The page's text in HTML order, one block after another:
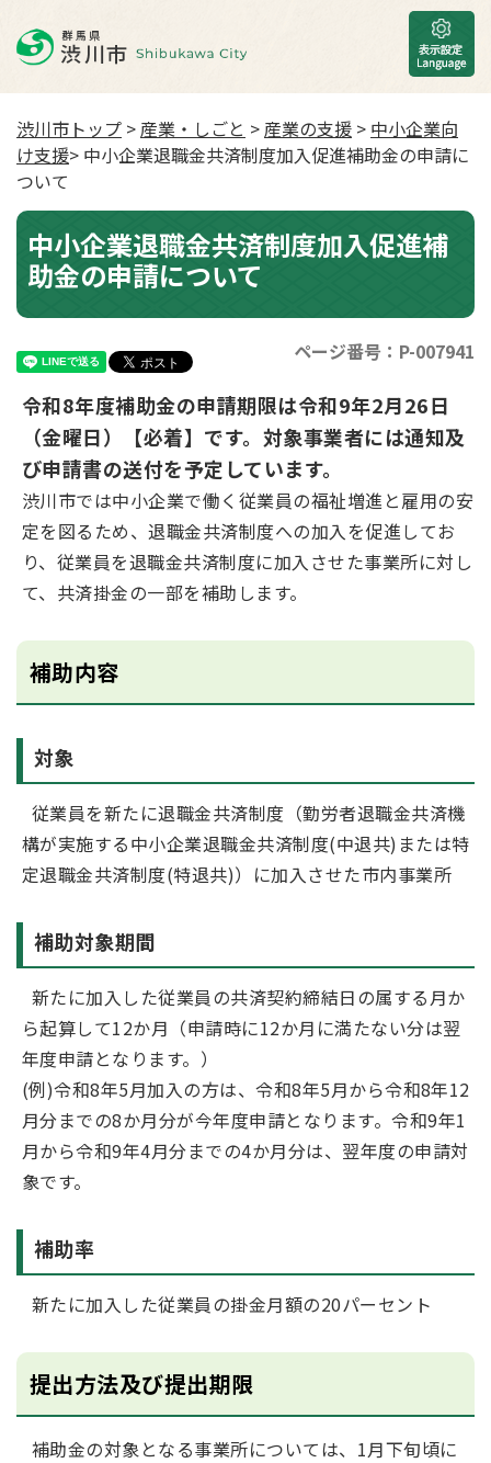
渋川市トップ >産業・しごと >産業の支援 > 中小企業向
け支援> 中小企業退職金共済制度加入促進補助金の申請に
ついて
中小企業退職金共済制度加入促進補
助金の申請について
ページ番号：P-007941
令和8年度補助金の申請期限は令和9年2月26日
（金曜日）【必着】です。対象事業者には通知及
び申請書の送付を予定しています。
渋川市では中小企業で働く従業員の福祉増進と雇用の安
定を図るため、退職金共済制度への加入を促進してお
り、従業員を退職金共済制度に加入させた事業所に対し
て、共済掛金の一部を補助します。
補助内容
対象
従業員を新たに退職金共済制度（勤労者退職金共済機
構が実施する中小企業退職金共済制度(中退共)または特
定退職金共済制度(特退共)）に加入させた市内事業所
補助対象期間
新たに加入した従業員の共済契約締結日の属する月か
ら起算して12か月（申請時に12か月に満たない分は翌
年度申請となります。）
(例)令和8年5月加入の方は、令和8年5月から令和8年12
月分までの8か月分が今年度申請となります。令和9年1
月から令和9年4月分までの4か月分は、翌年度の申請対
象です。
補助率
新たに加入した従業員の掛金月額の20パーセント
提出方法及び提出期限
補助金の対象となる事業所については、1月下旬頃に